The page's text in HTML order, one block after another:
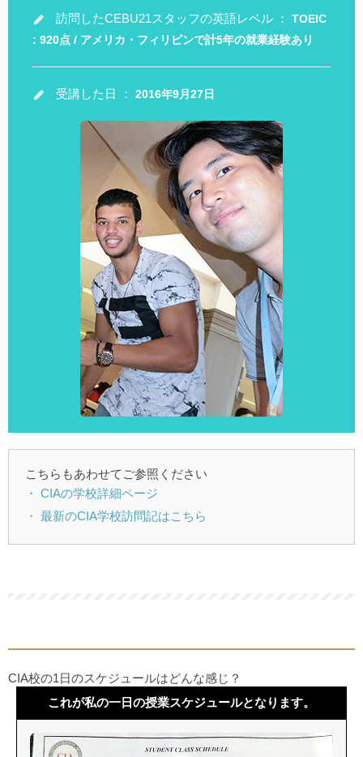
訪問したCEBU21スタッフの英語レベル ： TOEIC
: 920点 / アメリカ・フィリピンで計5年の就業経験あり
受講した日 ： 2016年9月27日
こちらもあわせてご参照ください
・ CIAの学校詳細ページ
・ 最新のCIA学校訪問記はこちら
CIA校の1日のスケジュールはどんな感じ？
これが私の一日の授業スケジュールとなります。